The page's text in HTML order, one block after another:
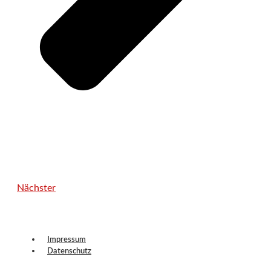
Nächster
Impressum
Datenschutz